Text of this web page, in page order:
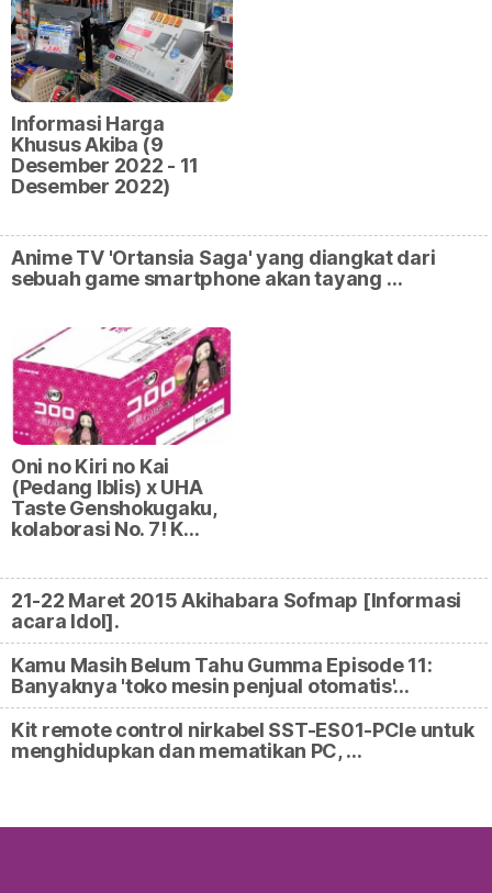
Informasi Harga
Khusus Akiba (9
Desember 2022 - 11
Desember 2022)
Anime TV 'Ortansia Saga' yang diangkat dari
sebuah game smartphone akan tayang …
Oni no Kiri no Kai
(Pedang Iblis) x UHA
Taste Genshokugaku,
kolaborasi No. 7! K…
21-22 Maret 2015 Akihabara Sofmap [Informasi
acara Idol].
Kamu Masih Belum Tahu Gumma Episode 11:
Banyaknya 'toko mesin penjual otomatis'…
Kit remote control nirkabel SST-ES01-PCIe untuk
menghidupkan dan mematikan PC, …